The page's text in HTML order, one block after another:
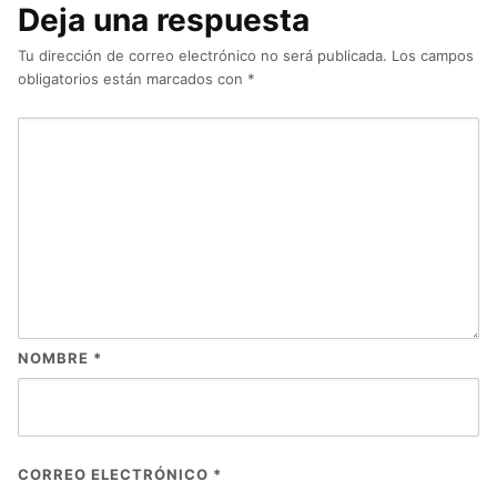
Deja una respuesta
Tu dirección de correo electrónico no será publicada. Los campos
obligatorios están marcados con *
NOMBRE *
CORREO ELECTRÓNICO *